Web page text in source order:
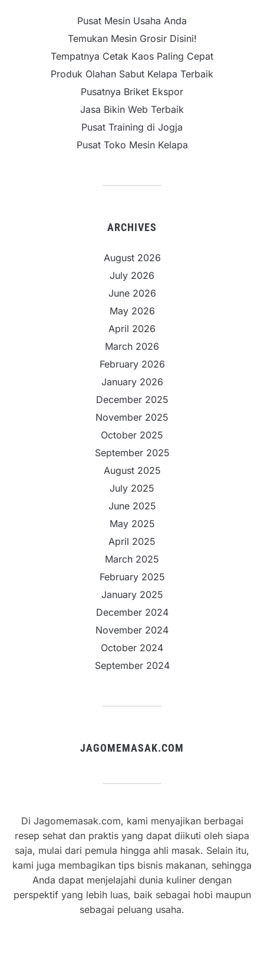
Pusat Mesin Usaha Anda
Temukan Mesin Grosir Disini!
Tempatnya Cetak Kaos Paling Cepat
Produk Olahan Sabut Kelapa Terbaik
Pusatnya Briket Ekspor
Jasa Bikin Web Terbaik
Pusat Training di Jogja
Pusat Toko Mesin Kelapa
ARCHIVES
August 2026
July 2026
June 2026
May 2026
April 2026
March 2026
February 2026
January 2026
December 2025
November 2025
October 2025
September 2025
August 2025
July 2025
June 2025
May 2025
April 2025
March 2025
February 2025
January 2025
December 2024
November 2024
October 2024
September 2024
JAGOMEMASAK.COM
Di Jagomemasak.com, kami menyajikan berbagai
resep sehat dan praktis yang dapat diikuti oleh siapa
saja, mulai dari pemula hingga ahli masak. Selain itu,
kami juga membagikan tips bisnis makanan, sehingga
Anda dapat menjelajahi dunia kuliner dengan
perspektif yang lebih luas, baik sebagai hobi maupun
sebagai peluang usaha.